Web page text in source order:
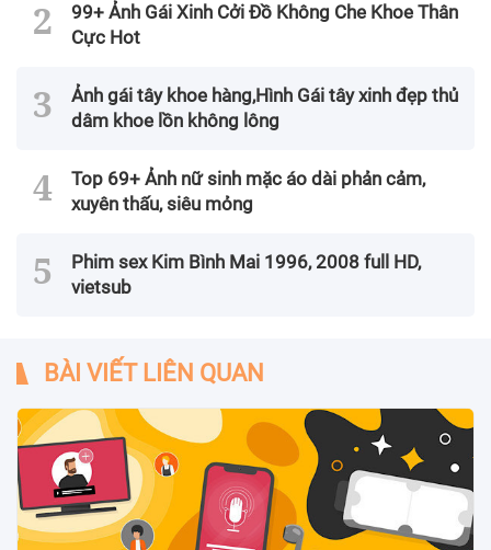
99+ Ảnh Gái Xinh Cởi Đồ Không Che Khoe Thân
Cực Hot
Ảnh gái tây khoe hàng,Hình Gái tây xinh đẹp thủ
dâm khoe lồn không lông
Top 69+ Ảnh nữ sinh mặc áo dài phản cảm,
xuyên thấu, siêu mỏng
Phim sex Kim Bình Mai 1996, 2008 full HD,
vietsub
BÀI VIẾT LIÊN QUAN